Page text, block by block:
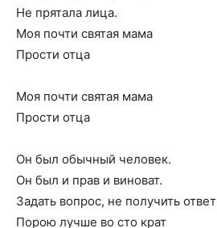
Не прятала лица.
Моя почти святая мама
Прости отца
Моя почти святая мама
Прости отца
Он был обычный человек.
Он был и прав и виноват.
Задать вопрос, не получить ответ
Порою лучше во сто крат